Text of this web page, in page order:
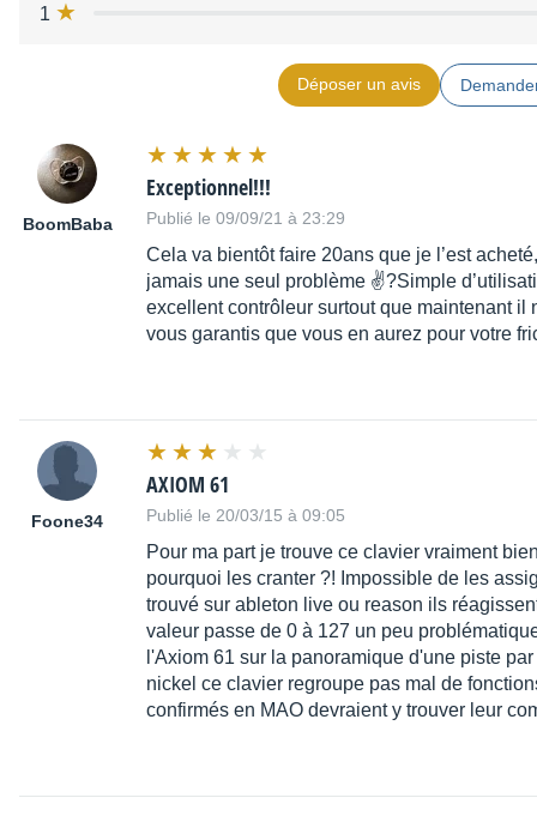
compatible avec notre logiciel de programmation gratuit
le bouton "Snapshot" (capture) transmet tous les
interrupteur à bascule on/off
poids: 5.3kg
logiciel de production musicale Ableton Live Lite 4
musique aussitôt
1
Déposer un avis
BoomBaba
Exceptionnel!!!
Publié le 09/09/21 à 23:29
Cela va bientôt faire 20ans que je l’est
jamais une seul problème ✌?Simple
excellent contrôleur surtout que maintenant
vous garantis que vous en aurez pour votre
Foone34
AXIOM 61
Publié le 20/03/15 à 09:05
Pour ma part je trouve ce clavier vraiment
pourquoi les cranter ?! Impossible de les
trouvé sur ableton live ou reason ils
valeur passe de 0 à 127 un peu
l'Axiom 61 sur la panoramique d'une piste
nickel ce clavier regroupe pas mal de
confirmés en MAO devraient y trouver leur